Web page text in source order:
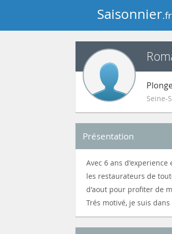
Saisonnier.fr
Seine-
Présentation
Avec 6 ans
les restaurateurs de
d'aout pour profiter de
Trés motivé, je suis